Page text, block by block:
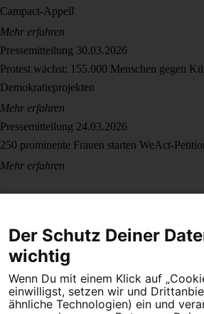
Campact-Appell
Mehr erfahren
Pressemitteilung 30.03.2026
Protest wächst: 155.000 Menschen gegen
Demokratieprojekten
Mehr erfahren
Pressemitteilung 24.03.2026
250 prominente Frauen starten WeAct-
Mehr erfahren
Dein Engagement macht den Unterschied.
Millionen Menschen an.
Der Schutz Deiner
wichtig
Wenn Du mit einem Klick auf
einwilligst, setzen wir und
ähnliche Technologien) ein und